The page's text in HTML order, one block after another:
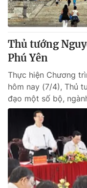
Thị trường 24h
VTV4
Liên hệ tòa soạn
THỜI BÁO VTV
Thủ tướng
Phú Yên
Thực hiện Chương
hôm nay (7/4), Thủ
đạo một số bộ,